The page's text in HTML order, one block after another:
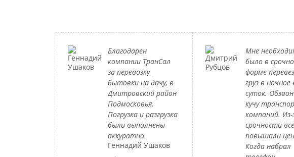
Благодарен
компании ТранСал
за перевозку
бытовки на дачу, в
Дмитровский район
Подмосковья.
Погрузка и разгрузка
были выполнены
аккуратно.
Геннадий Ушаков
Мне
было в
форме
груз в ночное
суток.
кучу
компаний. Из-
срочности
повышали
Когда набрал